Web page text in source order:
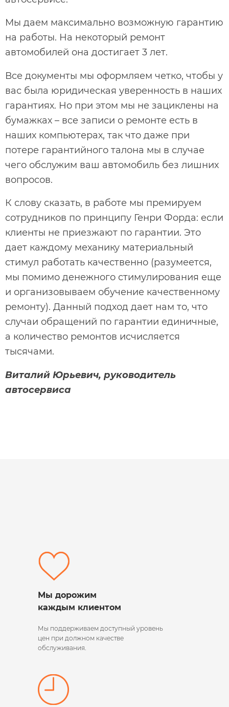
Мы даем максимально возможную гарантию
на работы. На некоторый ремонт
автомобилей она достигает 3 лет.
Все документы мы оформляем четко, чтобы у
вас была юридическая уверенность в наших
гарантиях. Но при этом мы не зациклены на
бумажках – все записи о ремонте есть в
наших компьютерах, так что даже при
потере гарантийного талона мы в случае
чего обслужим ваш автомобиль без лишних
вопросов.
К слову сказать, в работе мы премируем
сотрудников по принципу Генри Форда: если
клиенты не приезжают по гарантии. Это
дает каждому механику материальный
стимул работать качественно (разумеется,
мы помимо денежного стимулирования еще
и организовываем обучение качественному
ремонту). Данный подход дает нам то, что
случаи обращений по гарантии единичные,
а количество ремонтов исчисляется
тысячами.
Виталий Юрьевич, руководитель
автосервиса
Мы дорожим
каждым клиентом
Мы поддерживаем доступный уровень
цен при должном качестве
обслуживания.